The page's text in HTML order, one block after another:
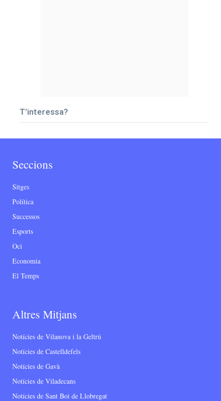
T’interessa?
Seccions
Sitges
Política
Successos
Esports
Oci
Economia
El Temps
Altres Mitjans
Notícies de Vilanova i la Geltrú
Notícies de Castelldefels
Notícies de Gavà
Notícies de Viladecans
Notícies de Sant Boi de Llobregat